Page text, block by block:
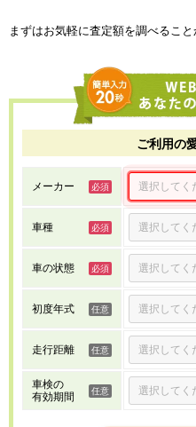
まずはお気軽に査定額を調べるこ
ご利用の
メーカー
車種
車の状態
初度年式
走行距離
車検の
有効期間